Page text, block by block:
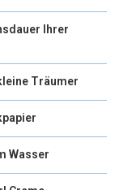
Ihrer
Träumer
Wasser